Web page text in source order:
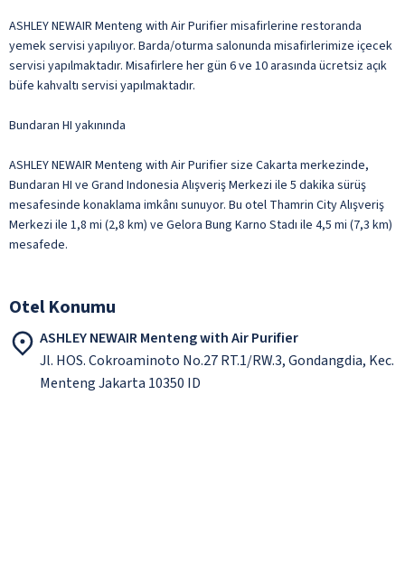
ASHLEY NEWAIR Menteng with Air Purifier misafirlerine restoranda
yemek servisi yapılıyor. Barda/oturma salonunda misafirlerimize içecek
servisi yapılmaktadır. Misafirlere her gün 6 ve 10 arasında ücretsiz açık
büfe kahvaltı servisi yapılmaktadır.
Bundaran HI yakınında
ASHLEY NEWAIR Menteng with Air Purifier size Cakarta merkezinde,
Bundaran HI ve Grand Indonesia Alışveriş Merkezi ile 5 dakika sürüş
mesafesinde konaklama imkânı sunuyor. Bu otel Thamrin City Alışveriş
Merkezi ile 1,8 mi (2,8 km) ve Gelora Bung Karno Stadı ile 4,5 mi (7,3 km)
mesafede.
Otel Konumu
ASHLEY NEWAIR Menteng with Air Purifier
Jl. HOS. Cokroaminoto No.27 RT.1/RW.3, Gondangdia, Kec.
Menteng Jakarta 10350 ID